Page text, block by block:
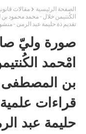
الصفحة الرئيسية مقالات
تقديم ذة حليمة عبد الرمى -
امْحمد
قراءات
حليمة عبد